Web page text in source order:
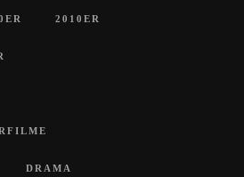
2010ER
DRAMA